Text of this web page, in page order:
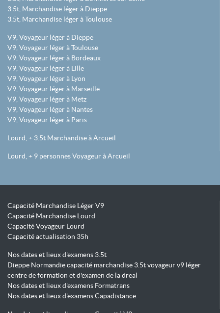
3.5t, Marchandise léger à Dieppe
3.5t, Marchandise léger à Toulouse
V9, Voyageur léger à Dieppe
V9, Voyageur léger à Toulouse
V9, Voyageur léger à Bordeaux
V9, Voyageur léger à Lille
V9, Voyageur léger à Lyon
V9, Voyageur léger à Marseille
V9, Voyageur léger à Metz
V9, Voyageur léger à Nantes
V9, Voyageur léger à Paris
Lourd, + 3.5t Marchandise à Arcueil
Lourd, + 9 personnes Voyageur à Arcueil
Capacité Marchandise Léger V9
Capacité Marchandise Lourd
Capacité Voyageur Lourd
Capacité actualisation 35h
Nos dates et lieux d'examens 3.5t
Dieppe Normandie capacité marchandise 3.5t voyageur v9 léger
centre de formation et d'examen de la dreal
Nos dates et lieux d'examens Formatrans
Nos dates et lieux d'examens Capadistance